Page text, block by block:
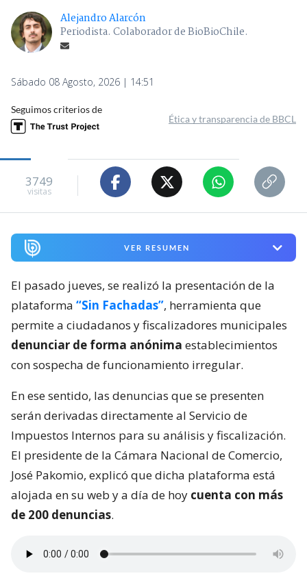
Alejandro Alarcón
Periodista. Colaborador de BioBioChile.
Sábado 08 Agosto, 2026 | 14:51
Seguimos criterios de
Ética y transparencia de BBCL
3749
visitas
VER RESUMEN
El pasado jueves, se realizó la presentación de la
plataforma “Sin Fachadas”, herramienta que
permite a ciudadanos y fiscalizadores municipales
denunciar de forma anónima establecimientos
con sospecha de funcionamiento irregular.
En ese sentido, las denuncias que se presenten
serán derivadas directamente al Servicio de
Impuestos Internos para su análisis y fiscalización.
El presidente de la Cámara Nacional de Comercio,
José Pakomio, explicó que dicha plataforma está
alojada en su web y a día de hoy cuenta con más
de 200 denuncias.